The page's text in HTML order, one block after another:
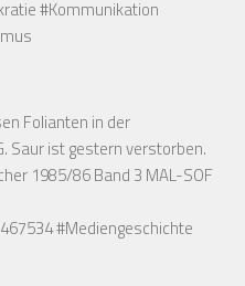
#Kommunikation
Folianten in der
Saur ist gestern verstorben.
1985/86 Band 3 MAL-SOF
#Mediengeschichte